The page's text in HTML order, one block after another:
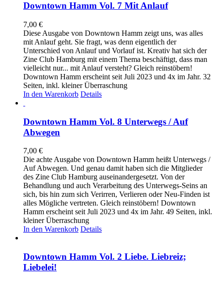
Downtown Hamm Vol. 7 Mit Anlauf
7,00 €
Diese Ausgabe von Downtown Hamm zeigt uns, was alles
mit Anlauf geht. Sie fragt, was denn eigentlich der
Unterschied von Anlauf und Vorlauf ist. Kreativ hat sich der
Zine Club Hamburg mit einem Thema beschäftigt, dass man
vielleicht nur... mit Anlauf versteht? Gleich reinstöbern!
Downtown Hamm erscheint seit Juli 2023 und 4x im Jahr. 32
Seiten, inkl. kleiner Überraschung
In den Warenkorb Details
Downtown Hamm Vol. 8 Unterwegs / Auf
Abwegen
7,00 €
Die achte Ausgabe von Downtown Hamm heißt Unterwegs /
Auf Abwegen. Und genau damit haben sich die Mitglieder
des Zine Club Hamburg auseinandergesetzt. Von der
Behandlung und auch Verarbeitung des Unterwegs-Seins an
sich, bis hin zum sich Verirren, Verlieren oder Neu-Finden ist
alles Mögliche vertreten. Gleich reinstöbern! Downtown
Hamm erscheint seit Juli 2023 und 4x im Jahr. 49 Seiten, inkl.
kleiner Überraschung
In den Warenkorb Details
Downtown Hamm Vol. 2 Liebe. Liebreiz;
Liebelei!